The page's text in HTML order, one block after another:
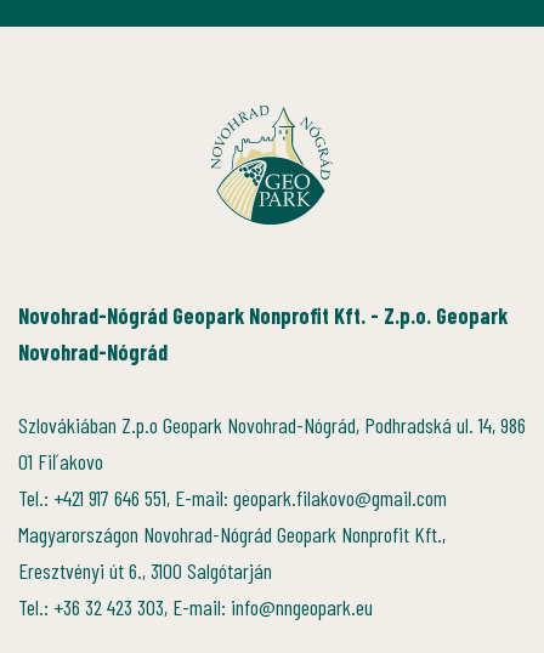
Novohrad-Nógrád Geopark Nonprofit Kft. - Z.p.o. Geopark
Novohrad-Nógrád
Szlovákiában Z.p.o Geopark Novohrad-Nógrád, Podhradská ul. 14, 986
01 Fiľakovo
Tel.: +421 917 646 551, E-mail: geopark.filakovo@gmail.com
Magyarországon Novohrad-Nógrád Geopark Nonprofit Kft.,
Eresztvényi út 6., 3100 Salgótarján
Tel.: +36 32 423 303, E-mail: info@nngeopark.eu